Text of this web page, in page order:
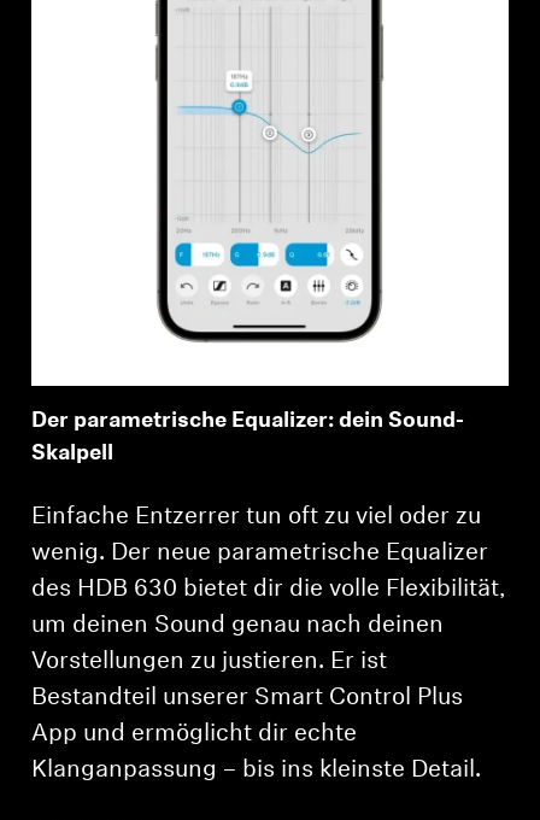
Der parametrische Equalizer: dein Sound-
Skalpell
Einfache Entzerrer tun oft zu viel oder zu
wenig. Der neue parametrische Equalizer
des HDB 630 bietet dir die volle Flexibilität,
um deinen Sound genau nach deinen
Vorstellungen zu justieren. Er ist
Bestandteil unserer Smart Control Plus
App und ermöglicht dir echte
Klanganpassung – bis ins kleinste Detail.
Anmeldung erforderlich
Melden Sie sich bei Ihrem Konto an, um
Produkte zu Ihrer Wunschliste hinzuzufügen und
Ihre zuvor gespeicherten Artikel anzuzeigen.
Login